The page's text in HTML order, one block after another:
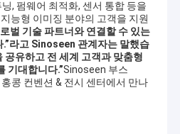
, 펌웨어 최적화, 센서 통합 등을
능형 이미징 분야의 고객을 지원
벌 기술 파트너와 연결할 수 있는
라고 Sinoseen 관계자는 말했습
공유하고 전 세계 고객과 맞춤형
기대합니다.”Sinoseen 부스
콩 컨벤션 & 전시 센터에서 만나